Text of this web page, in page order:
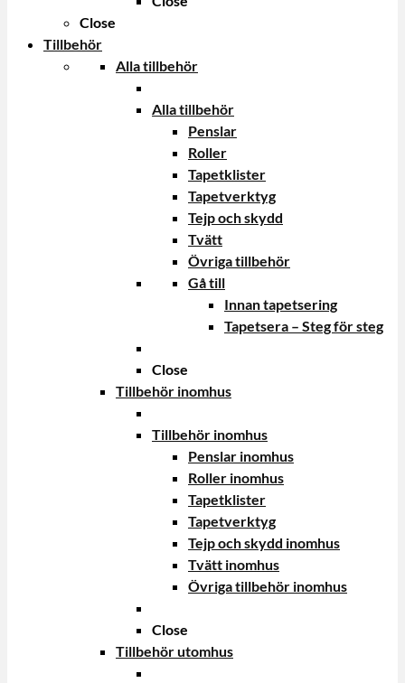
Close
Tillbehör
Alla tillbehör
Alla tillbehör
Penslar
Roller
Tapetklister
Tapetverktyg
Tejp och skydd
Tvätt
Övriga tillbehör
Gå till
Innan tapetsering
Tapetsera – Steg för steg
Close
Tillbehör inomhus
Tillbehör inomhus
Penslar inomhus
Roller inomhus
Tapetklister
Tapetverktyg
Tejp och skydd inomhus
Tvätt inomhus
Övriga tillbehör inomhus
Close
Tillbehör utomhus